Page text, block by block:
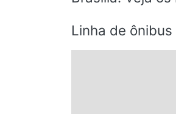
Espírito Santo
Linha de